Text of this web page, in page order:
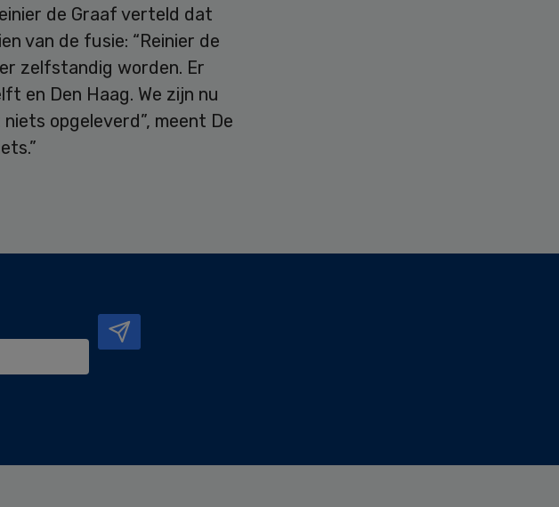
de Graaf verteld dat
van de fusie: “Reinier de
zelfstandig worden. Er
en Den Haag. We zijn nu
opgeleverd”, meent De